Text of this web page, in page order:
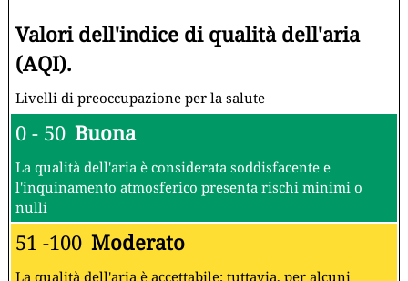
Valori dell'indice di qualità dell'aria
(AQI).
Livelli di preoccupazione per la salute
0 - 50 Buona
La qualità dell'aria è considerata soddisfacente e
l'inquinamento atmosferico presenta rischi minimi o
nulli
51 -100 Moderato
La qualità dell'aria è accettabile; tuttavia, per alcuni